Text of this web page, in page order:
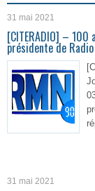
31 mai 2021
[CITERADIO] –
présidente de
31 mai 2021